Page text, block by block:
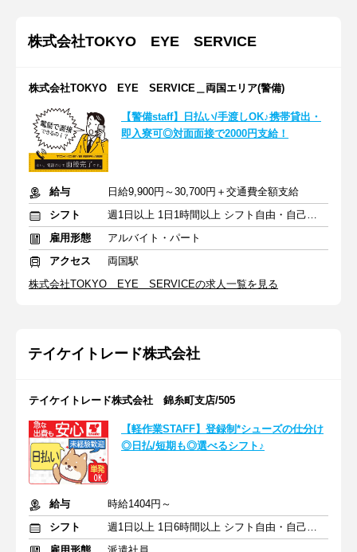
株式会社TOKYO EYE SERVICE
株式会社TOKYO EYE SERVICE＿両国エリア(警備)
【警備staff】日払い/手渡しOK♪携帯貸出・
即入寮可◎対面面接で2000円支給！
給与
日給9,900円～30,700円＋交通費全額支給
シフト
週1日以上 1日1時間以上 シフト自由・自己申告
雇用形態
アルバイト・パート
アクセス
両国駅
株式会社TOKYO EYE SERVICEの求人一覧を見る
テイケイトレード株式会社
テイケイトレード株式会社 錦糸町支店/505
【軽作業STAFF】登録制*シューズの仕分け
◎日払/短期も◎選べるシフト♪
給与
時給1404円～
シフト
週1日以上 1日6時間以上 シフト自由・自己申告